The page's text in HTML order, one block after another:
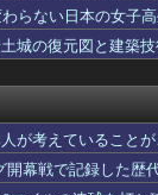
くて清々しかった
さを理解できない
ーム」と主張する
！←「日本の将来
ってどこだと思う？
した歴代最多観客
気なのに、Kポップ
…平沢乙は3つ巴の
らない日本の女子
城の復元図と建築
が考えていること
開幕戦で記録した